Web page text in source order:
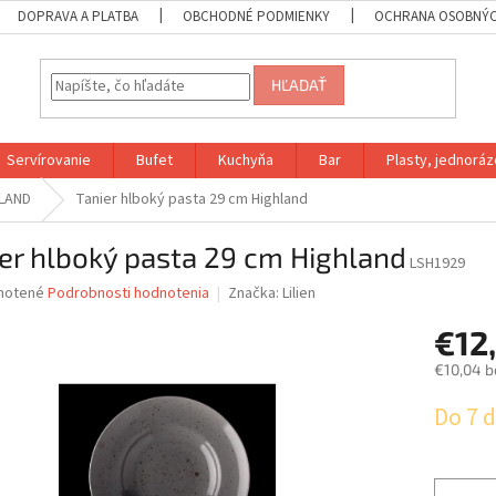
DOPRAVA A PLATBA OBCHODNÉ PODMIENKY OCHRANA
HĽADAŤ
Servírovanie Bufet Kuchyňa Bar Plasty,
Tanier hlboký pasta 29 cm Highland
hlboký pasta 29 cm Highland LSH1929
Podrobnosti hodnotenia Značka: Lilien
€10,04
cena:
Do 7